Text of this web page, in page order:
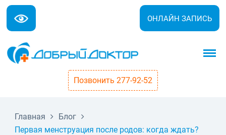
ОНЛАЙН ЗАПИСЬ
Позвонить 277-92-52
Главная
Блог
Первая менструация после родов: когда ждать?